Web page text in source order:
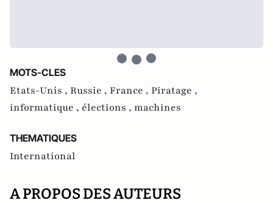
MOTS-CLES
Etats-Unis , Russie , France , Piratage ,
informatique , élections , machines
THEMATIQUES
International
A PROPOS DES AUTEURS